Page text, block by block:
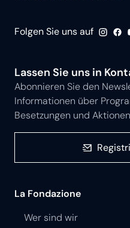
Folgen Sie uns auf
Lassen Sie uns in
Abonnieren Sie den
Informationen über
Besetzungen und
La Fondazione
Wer sind wir